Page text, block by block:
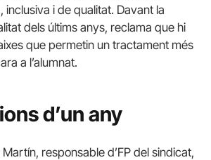
inclusiva i de qualitat. Davant la
dels últims anys, reclama que hi
que permetin un tractament més
a l’alumnat.
d’un any
Martín, responsable d’FP del sindicat,